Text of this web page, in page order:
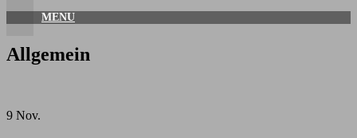
MENU
Allgemein
9 Nov.